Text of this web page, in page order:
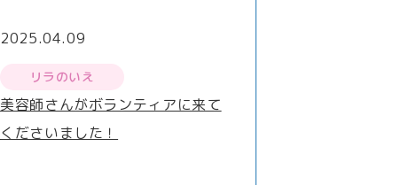
2025.04.09
リラのいえ
美容師さんがボランティアに来て
くださいました！